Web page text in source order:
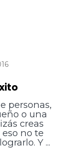
personas,
o una
creas
no te
Y ...